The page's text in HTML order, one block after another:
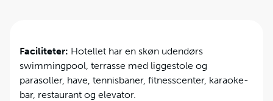
Faciliteter: Hotellet har en skøn udendørs
swimmingpool, terrasse med liggestole og
parasoller, have, tennisbaner, fitnesscenter, karaoke-
bar, restaurant og elevator.